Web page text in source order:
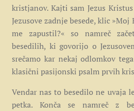
kristjanov. Kajti sam Jezus
Jezusove zadnje besede, klic »Moj
me zapustil?« so namreč
besedilih, ki govorijo o
srečamo kar nekaj odlomkov
klasični pasijonski psalm prvih
Vendar nas to besedilo ne uvaja
petka. Konča se namreč z